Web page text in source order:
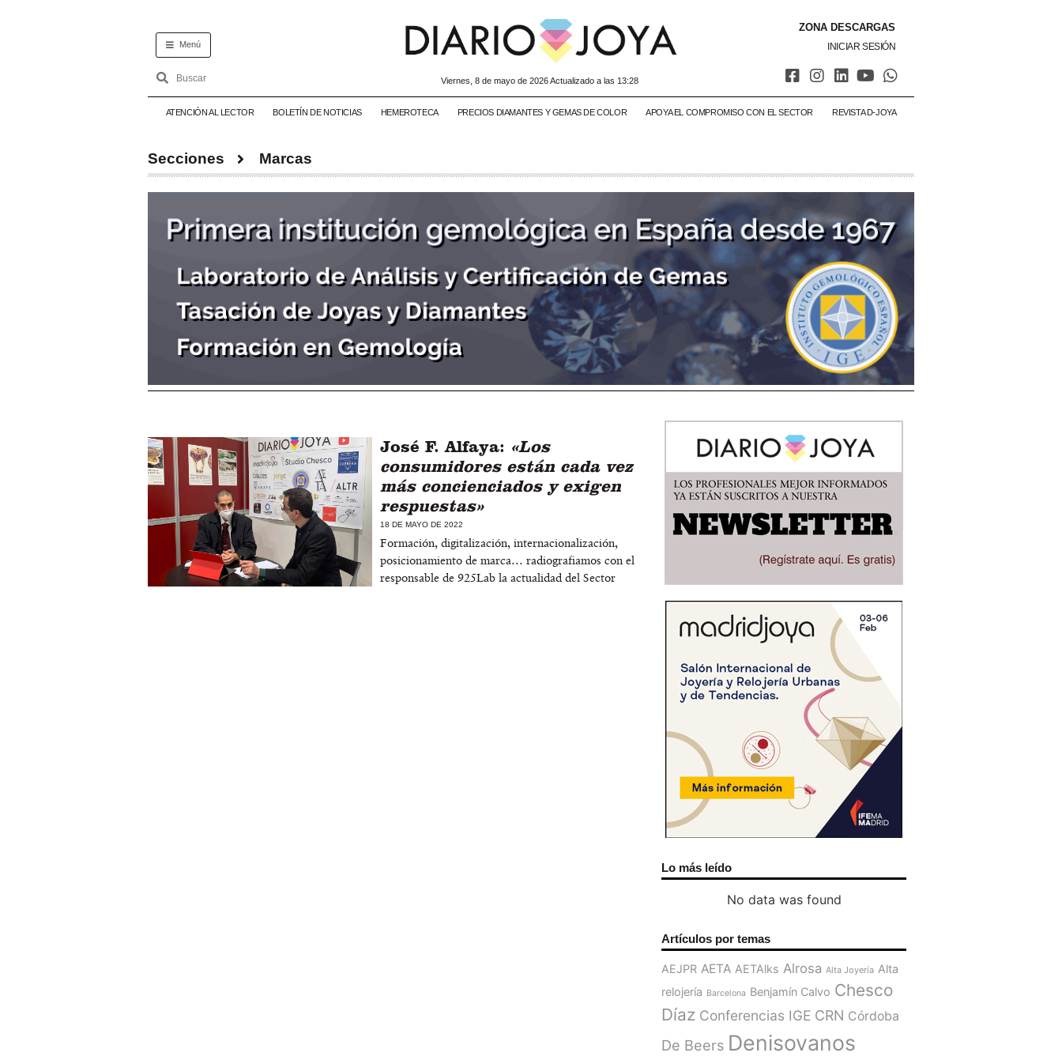
Menú
viernes, 8 de mayo de 2026 Actualizado a las 13:28
ZONA DESCARGAS
INICIAR SESIÓN
ATENCIÓN AL LECTOR BOLETÍN DE NOTICIAS HEMEROTECA PRECIOS DIAMANTES Y GEMAS DE COLOR APOYA EL COMPROMISO CON EL SECTOR REVISTA D-JOYA
Secciones Marcas
José F. Alfaya: «Los
consumidores están cada vez
más concienciados y exigen
respuestas»
18 DE MAYO DE 2022
Formación, digitalización, internacionalización,
posicionamiento de marca… radiografiamos con el
responsable de 925Lab la actualidad del Sector
Lo más leído
No data was found
Artículos por temas
AEJPR AETA AETAlks Alrosa Alta Joyería Alta
relojería Barcelona Benjamín Calvo Chesco
Díaz Conferencias IGE CRN Córdoba
De Beers Denisovanos